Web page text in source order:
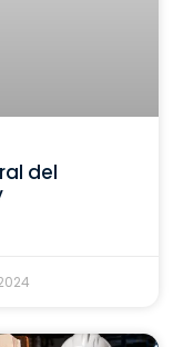
del